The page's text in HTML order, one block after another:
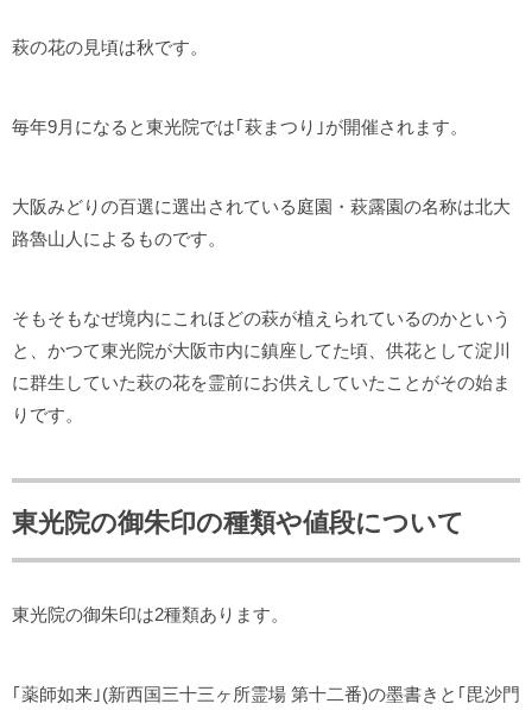
萩の花の見頃は秋です。
毎年9月になると東光院では｢萩まつり｣が開催されます。
大阪みどりの百選に選出されている庭園・萩露園の名称は北大
路魯山人によるものです。
そもそもなぜ境内にこれほどの萩が植えられているのかという
と、かつて東光院が大阪市内に鎮座してた頃、供花として淀川
に群生していた萩の花を霊前にお供えしていたことがその始ま
りです。
東光院の御朱印の種類や値段について
東光院の御朱印は2種類あります。
｢薬師如来｣(新西国三十三ヶ所霊場 第十二番)の墨書きと｢毘沙門